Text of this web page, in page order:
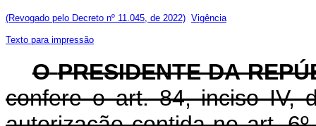
(Revogado pelo Decreto nº 11.045, de 2022) Vigência
Texto para impressão
O PRESIDENTE DA
confere o art. 84, inciso IV,